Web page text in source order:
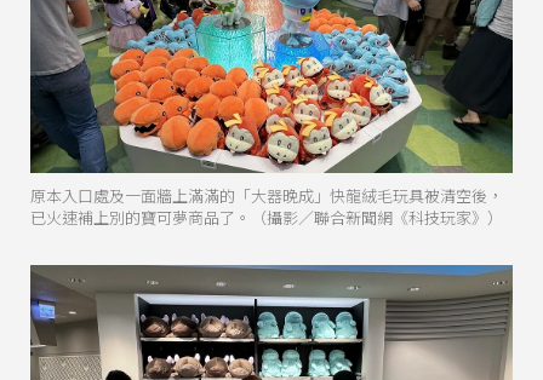
原本入口處及一面牆上滿滿的「大器晚成」快龍絨毛玩具被清空後，
已火速補上別的寶可夢商品了。（攝影／聯合新聞網《科技玩家》）